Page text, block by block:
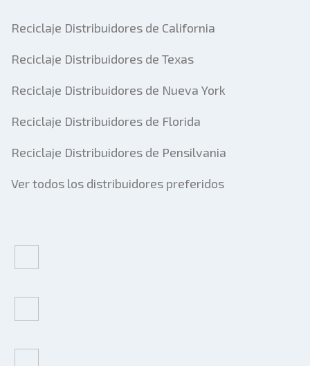
Reciclaje Distribuidores de California
Reciclaje Distribuidores de Texas
Reciclaje Distribuidores de Nueva York
Reciclaje Distribuidores de Florida
Reciclaje Distribuidores de Pensilvania
Ver todos los distribuidores preferidos